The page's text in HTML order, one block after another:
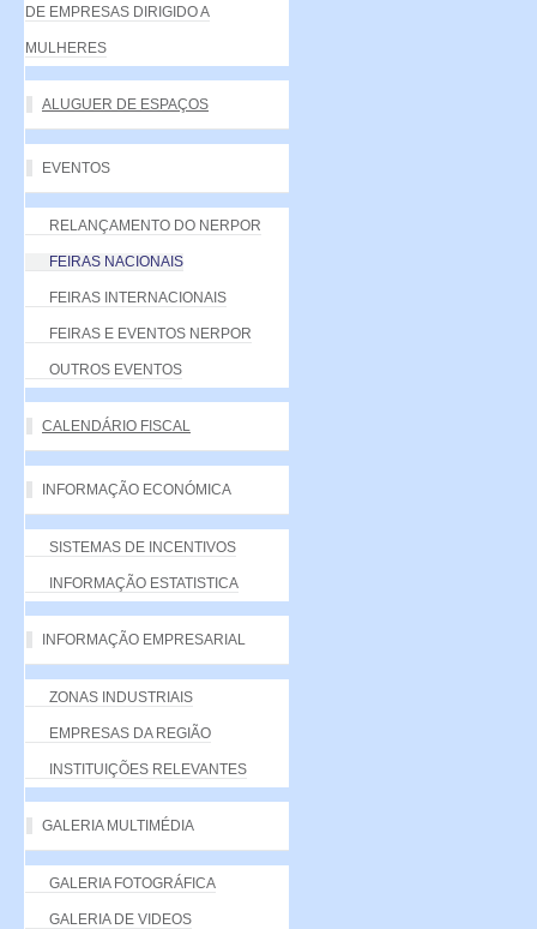
DE EMPRESAS DIRIGIDO A
MULHERES
ALUGUER DE ESPAÇOS
EVENTOS
RELANÇAMENTO DO NERPOR
FEIRAS NACIONAIS
FEIRAS INTERNACIONAIS
FEIRAS E EVENTOS NERPOR
OUTROS EVENTOS
CALENDÁRIO FISCAL
INFORMAÇÃO ECONÓMICA
SISTEMAS DE INCENTIVOS
INFORMAÇÃO ESTATISTICA
INFORMAÇÃO EMPRESARIAL
ZONAS INDUSTRIAIS
EMPRESAS DA REGIÃO
INSTITUIÇÕES RELEVANTES
GALERIA MULTIMÉDIA
GALERIA FOTOGRÁFICA
GALERIA DE VIDEOS